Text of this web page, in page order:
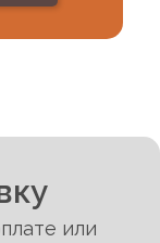
или